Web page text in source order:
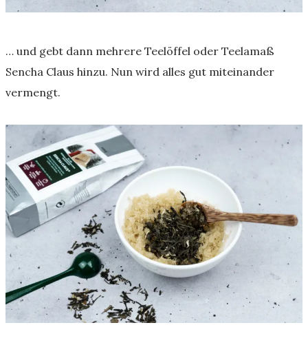
… und gebt dann mehrere Teelöffel oder Teelamaß
Sencha Claus hinzu. Nun wird alles gut miteinander
vermengt.